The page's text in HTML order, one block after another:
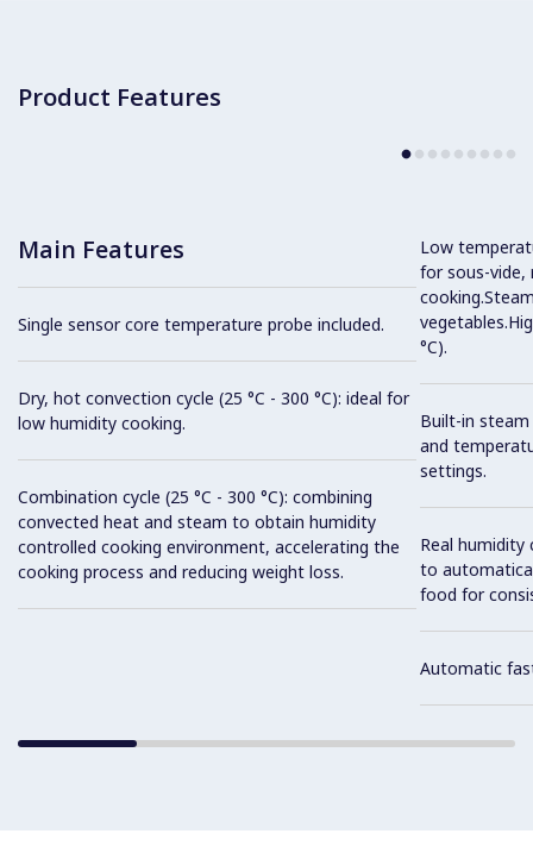
Product Features
Main Features
Single sensor core temperature probe included.
Dry, hot convection cycle (25 °C - 300 °C): ideal for
low humidity cooking.
Combination cycle (25 °C - 300 °C): combining
convected heat and steam to obtain humidity
controlled cooking environment, accelerating the
cooking process and reducing weight loss.
Low
for sous-vide,
°C).
Built-in
and
settings.
Real humidity
to
food for
Automatic